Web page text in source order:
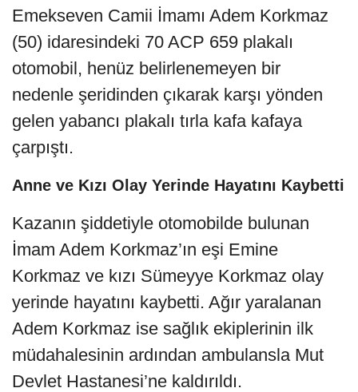
Emekseven Camii İmamı Adem Korkmaz
(50) idaresindeki 70 ACP 659 plakalı
otomobil, henüz belirlenemeyen bir
nedenle şeridinden çıkarak karşı yönden
gelen yabancı plakalı tırla kafa kafaya
çarpıştı.
Anne ve Kızı Olay Yerinde Hayatını Kaybetti
Kazanın şiddetiyle otomobilde bulunan
İmam Adem Korkmaz’ın eşi Emine
Korkmaz ve kızı Sümeyye Korkmaz olay
yerinde hayatını kaybetti. Ağır yaralanan
Adem Korkmaz ise sağlık ekiplerinin ilk
müdahalesinin ardından ambulansla Mut
Devlet Hastanesi’ne kaldırıldı.